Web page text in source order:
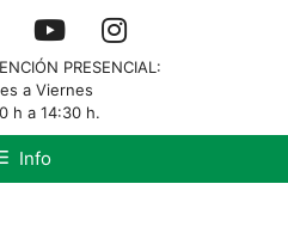
PRESENCIAL:
a Viernes
h a 14:30 h.
Info